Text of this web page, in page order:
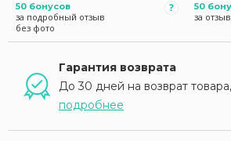
50 бонусов
за подробный отзыв
без фото
50
за
Гарантия возврата
До 30 дней на возврат
подробнее